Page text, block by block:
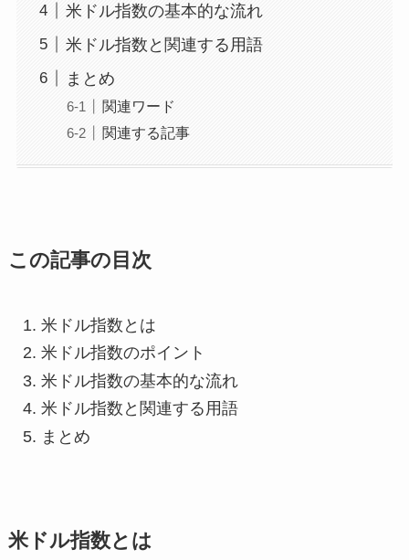
米ドル指数の基本的な流れ
米ドル指数と関連する用語
まとめ
関連ワード
関連する記事
この記事の目次
米ドル指数とは
米ドル指数のポイント
米ドル指数の基本的な流れ
米ドル指数と関連する用語
まとめ
米ドル指数とは